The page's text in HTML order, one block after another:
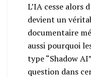
L’IA cesse alors
devient un
documentaire
aussi pourquoi
type “Shadow
question dans